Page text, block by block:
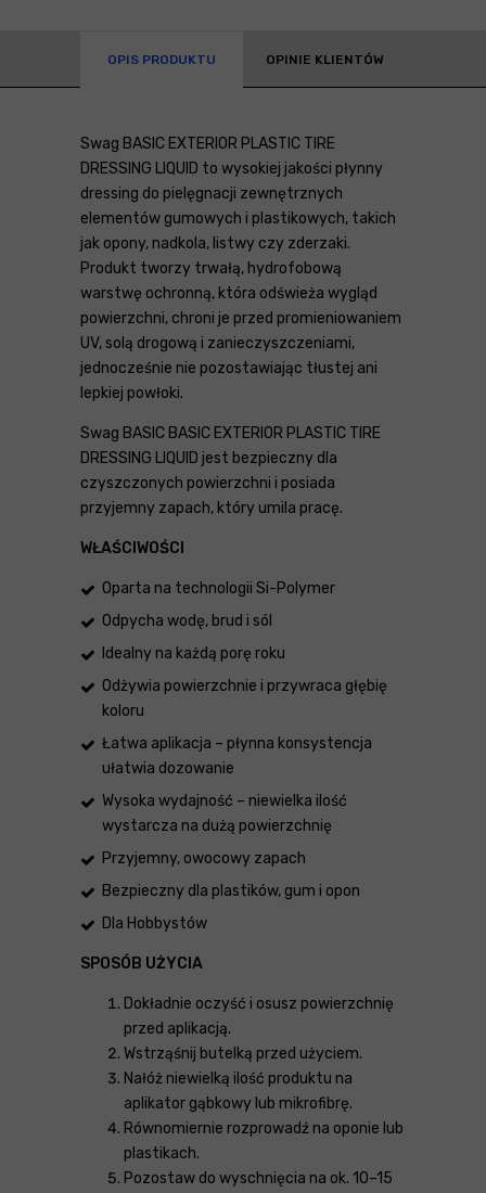
OPIS PRODUKTU OPINIE KLIENTÓW
Swag BASIC EXTERIOR PLASTIC TIRE
DRESSING LIQUID to wysokiej jakości płynny
dressing do pielęgnacji zewnętrznych
elementów gumowych i plastikowych, takich
jak opony, nadkola, listwy czy zderzaki.
Produkt tworzy trwałą, hydrofobową
warstwę ochronną, która odświeża wygląd
powierzchni, chroni je przed promieniowaniem
UV, solą drogową i zanieczyszczeniami,
jednocześnie nie pozostawiając tłustej ani
lepkiej powłoki.
Swag BASIC BASIC EXTERIOR PLASTIC TIRE
DRESSING LIQUID jest bezpieczny dla
czyszczonych powierzchni i posiada
przyjemny zapach, który umila pracę.
WŁAŚCIWOŚCI
Oparta na technologii Si-Polymer
Odpycha wodę, brud i sól
Idealny na każdą porę roku
Odżywia powierzchnie i przywraca głębię
koloru
Łatwa aplikacja – płynna konsystencja
ułatwia dozowanie
Wysoka wydajność – niewielka ilość
wystarcza na dużą powierzchnię
Przyjemny, owocowy zapach
Bezpieczny dla plastików, gum i opon
Dla Hobbystów
SPOSÓB UŻYCIA
Dokładnie oczyść i osusz powierzchnię
przed aplikacją.
Wstrząśnij butelką przed użyciem.
Nałóż niewielką ilość produktu na
aplikator gąbkowy lub mikrofibrę.
Równomiernie rozprowadź na oponie lub
plastikach.
Pozostaw do wyschnięcia na ok. 10–15